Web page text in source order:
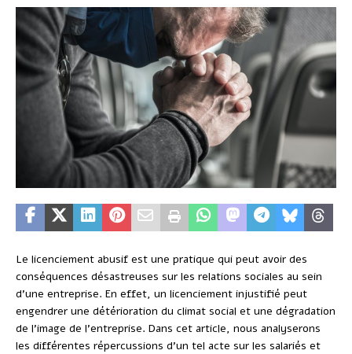
Le licenciement abusif est une pratique qui peut avoir des
conséquences désastreuses sur les relations sociales au sein
d’une entreprise. En effet, un licenciement injustifié peut
engendrer une détérioration du climat social et une dégradation
de l’image de l’entreprise. Dans cet article, nous analyserons
les différentes répercussions d’un tel acte sur les salariés et